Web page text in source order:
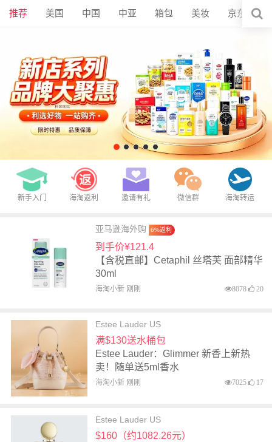
推荐 美国 中国 中亚 箱包 美妆 京东
新手入门 海淘返利 邀请有礼 微信群 海淘转运
亚马逊海外购 6%返利
到手价¥121.4
【含税直邮】Cetaphil 丝塔芙 面部精华
30ml
海淘小新 刚刚 8078 20
Estee Lauder US
满$130送水桶包
Estee Lauder：Glimmer 新香上新热
卖！随单送5ml香水
海淘小新 刚刚 7025 17
Estee Lauder US
$160（约1082.26元）